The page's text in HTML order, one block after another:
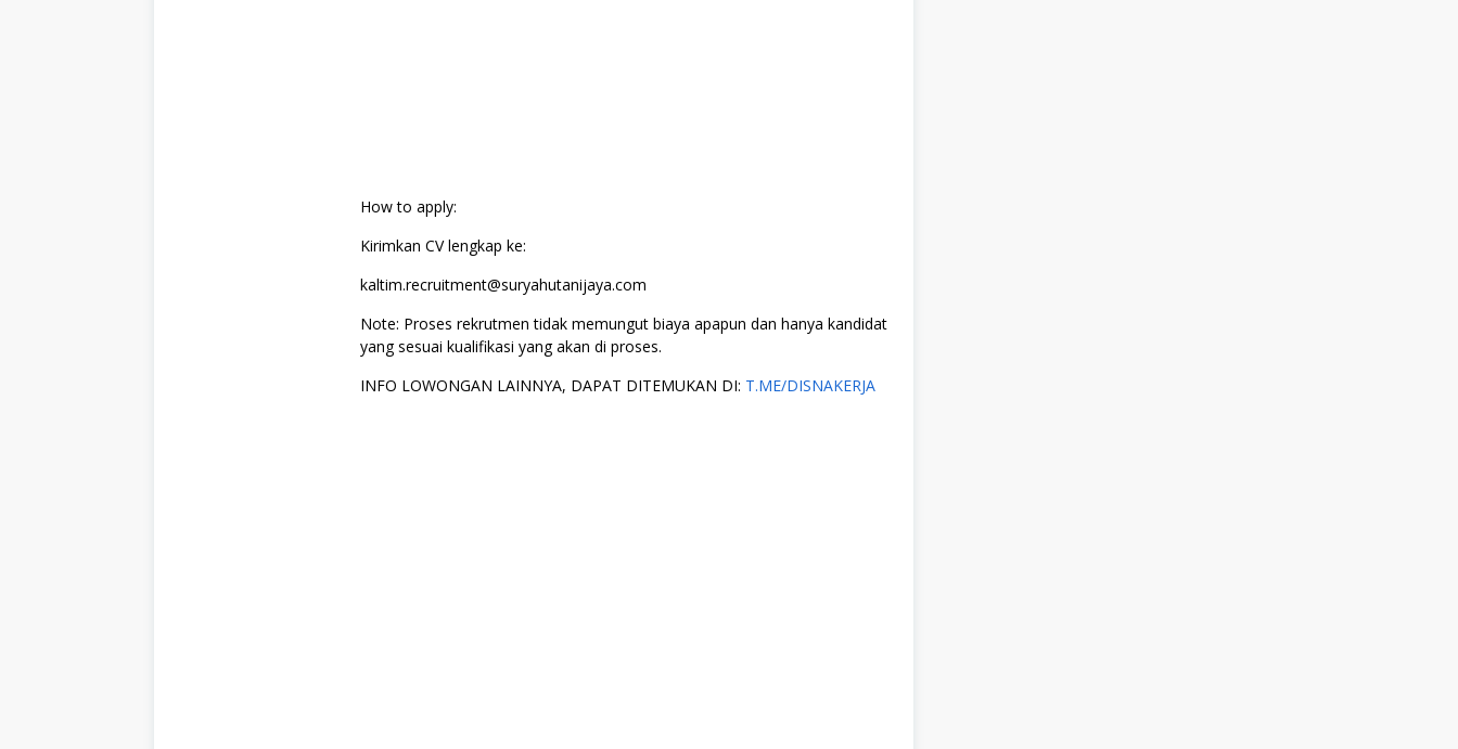
How to apply:
Kirimkan CV lengkap ke:
kaltim.recruitment@suryahutanijaya.com
Note: Proses rekrutmen tidak memungut biaya apapun dan hanya kandidat
yang sesuai kualifikasi yang akan di proses.
INFO LOWONGAN LAINNYA, DAPAT DITEMUKAN DI: T.ME/DISNAKERJA